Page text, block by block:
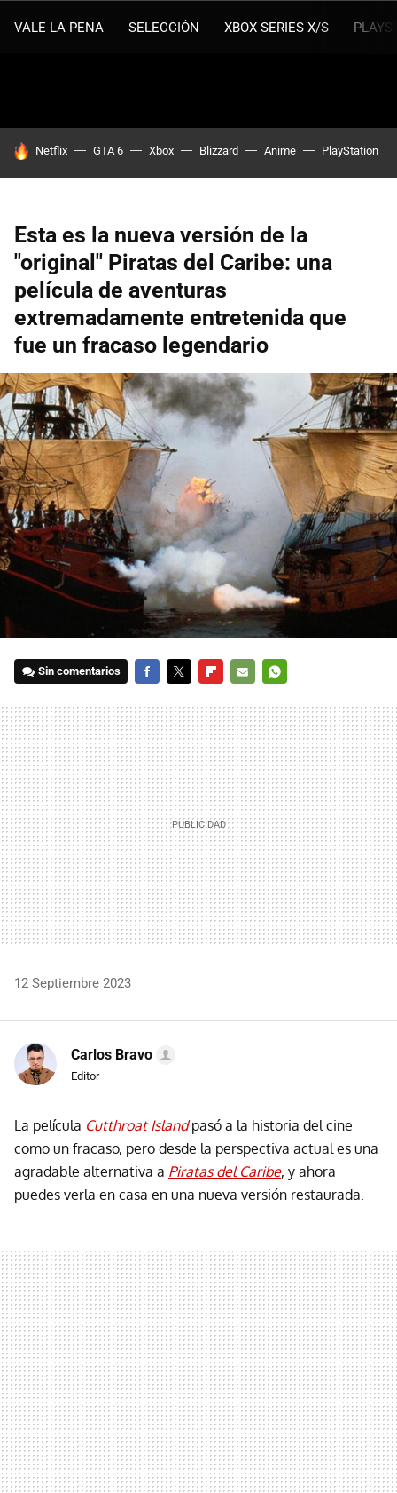
VALE LA PENA SELECCIÓN XBOX SERIES X/S
HOY SE HABLA DE
Netflix GTA 6 Xbox Blizzard Anime PlayStation
Esta es la nueva versión de la
"original" Piratas del Caribe: una
película de aventuras
extremadamente entretenida que
fue un fracaso legendario
Sin comentarios
MAIL
12 Septiembre 2023
Carlos Bravo
Editor
La película Cutthroat Islandpasó a la historia del cine
como un fracaso, pero desde la perspectiva actual es una
agradable alternativa a Piratas del Caribe, y ahora
puedes verla en casa en una nueva versión restaurada.